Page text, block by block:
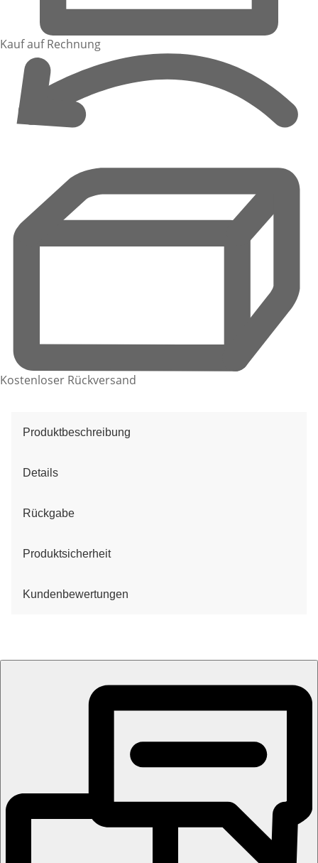
Kauf auf Rechnung
Kostenloser Rückversand
Produktbeschreibung
Details
Rückgabe
Produktsicherheit
Kundenbewertungen